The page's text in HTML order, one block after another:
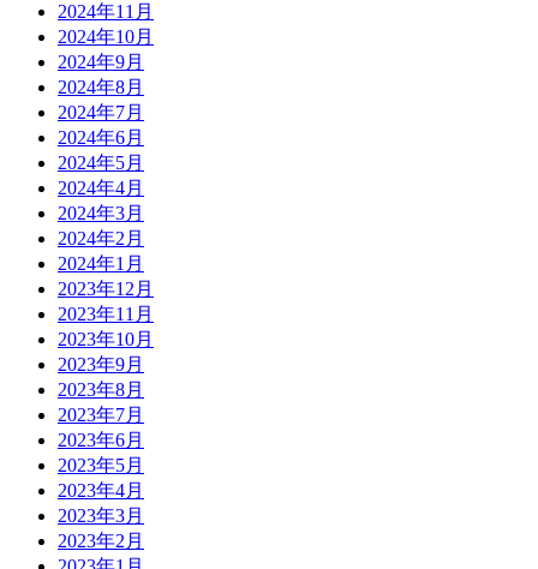
2024年11月
2024年10月
2024年9月
2024年8月
2024年7月
2024年6月
2024年5月
2024年4月
2024年3月
2024年2月
2024年1月
2023年12月
2023年11月
2023年10月
2023年9月
2023年8月
2023年7月
2023年6月
2023年5月
2023年4月
2023年3月
2023年2月